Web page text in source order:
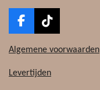
F
c
b
T
k
o
Algemene voorwaarden
Levertijden